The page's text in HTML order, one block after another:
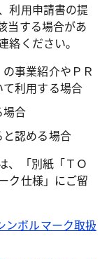
利用申請書の提
当する場合があ
絡ください。
事業紹介やＰＲ
利用する場合
場合
認める場合
、「別紙「ＴＯ
ク仕様」にご留
ンボルマーク取扱